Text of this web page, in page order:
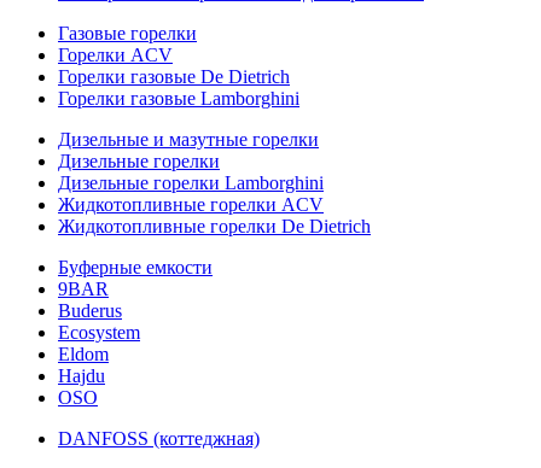
Газовые горелки
Горелки ACV
Горелки газовые De Dietrich
Горелки газовые Lamborghini
Дизельные и мазутные горелки
Дизельные горелки
Дизельные горелки Lamborghini
Жидкотопливные горелки ACV
Жидкотопливные горелки De Dietrich
Буферные емкости
9BAR
Buderus
Ecosystem
Eldom
Hajdu
OSO
DANFOSS (коттеджная)